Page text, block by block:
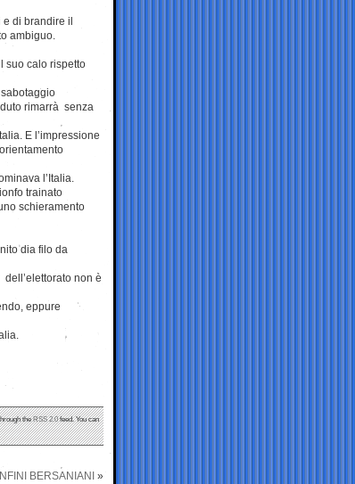
di brandire il
ambiguo.
suo calo rispetto
rimarrà senza
E l’impressione
l’Italia.
trainato
schieramento
dia filo da
non è
eppure
theRSS 2.0feed. You can
BERSANIANI »